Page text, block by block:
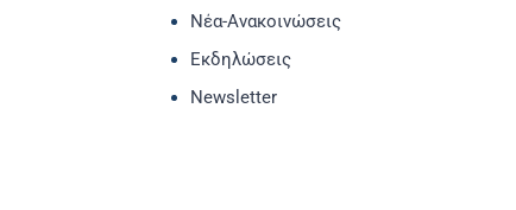
Νέα-Ανακοινώσεις
Εκδηλώσεις
Newsletter